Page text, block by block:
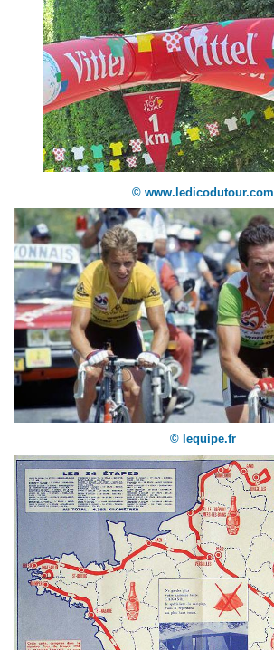
© www.ledicodutour.com
© lequipe.fr